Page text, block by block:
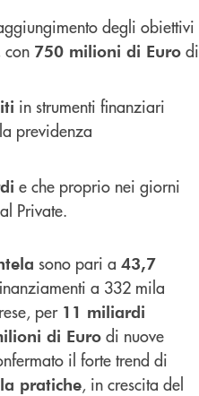
degli obiettivi
con 750 milioni di Euro di
in strumenti finanziari
previdenza
e che proprio nei giorni
Private.
sono pari a 43,7
a 332 mila
per 11 miliardi
di Euro di nuove
il forte trend di
pratiche, in crescita del